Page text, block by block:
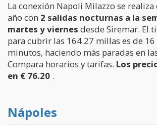
La conexión Napoli Milazzo se
año con 2 salidas nocturnas a la
martes y viernes desde Siremar. El
para cubrir las 164.27 millas es de 16
minutos, haciendo más paradas en
Compara horarios y tarifas. Los
en € 76.20 .
Nápoles